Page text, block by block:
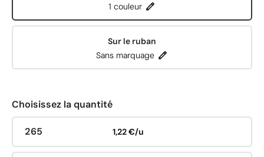
1 couleur
Sur le ruban
Sans marquage
Choisissez la quantité
265 1,22 €/u